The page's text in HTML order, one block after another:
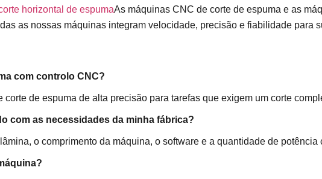
horizontal de espumaAs máquinas CNC de corte de espuma e as
as nossas máquinas integram velocidade, precisão e fiabilidade para
com controlo CNC?
de espuma de alta precisão para tarefas que exigem um corte
com as necessidades da minha fábrica?
o comprimento da máquina, o software e a quantidade de potência